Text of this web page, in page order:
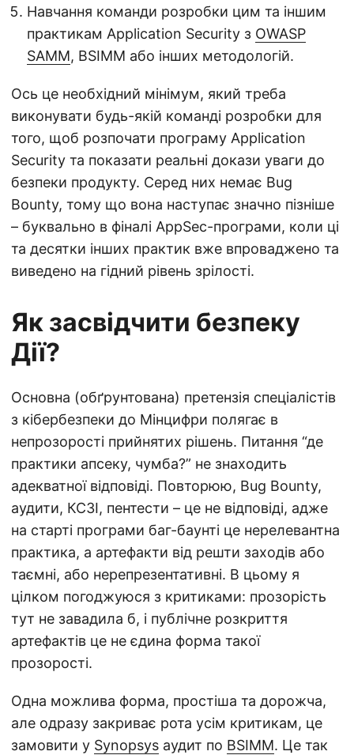
Навчання команди розробки цим та іншим
практикам Application Security з OWASP
SAMM, BSIMM або інших методологій.
Ось це необхідний мінімум, який треба
виконувати будь-якій команді розробки для
того, щоб розпочати програму Application
Security та показати реальні докази уваги до
безпеки продукту. Серед них немає Bug
Bounty, тому що вона наступає значно пізніше
– буквально в фіналі AppSec-програми, коли ці
та десятки інших практик вже впроваджено та
виведено на гідний рівень зрілості.
Як засвідчити безпеку
Дії?
Основна (обґрунтована) претензія спеціалістів
з кібербезпеки до Мінцифри полягає в
непрозорості прийнятих рішень. Питання “де
практики апсеку, чумба?” не знаходить
адекватної відповіді. Повторюю, Bug Bounty,
аудити, КСЗІ, пентести – це не відповіді, адже
на старті програми баг-баунті це нерелевантна
практика, а артефакти від решти заходів або
таємні, або нерепрезентативні. В цьому я
цілком погоджуюся з критиками: прозорість
тут не завадила б, і публічне розкриття
артефактів це не єдина форма такої
прозорості.
Одна можлива форма, простіша та дорожча,
але одразу закриває рота усім критикам, це
замовити у Synopsys аудит по BSIMM. Це так